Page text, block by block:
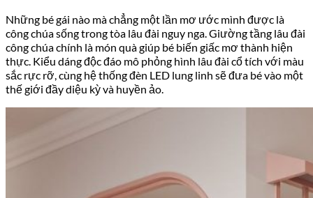
Những bé gái nào mà chẳng một lần mơ ước mình được là
công chúa sống trong tòa lâu đài nguy nga. Giường tầng lâu đài
công chúa chính là món quà giúp bé biến giấc mơ thành hiện
thực. Kiểu dáng độc đáo mô phỏng hình lâu đài cổ tích với màu
sắc rực rỡ, cùng hệ thống đèn LED lung linh sẽ đưa bé vào một
thế giới đầy diệu kỳ và huyền ảo.